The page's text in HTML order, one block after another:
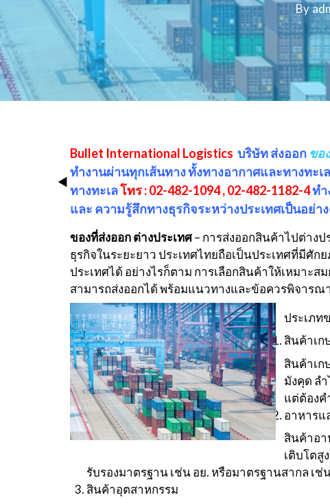
By
Bullet International Logistics บริษัท ส่งออก ขอ
ทำงานผ่านทุกเส้นทาง ทั้งทางอากาศและทางทะ
ทางทะเลโทร : 02-482-1094 , 02-482-1182-4ทำ
และ ความรู้สึกทางธุรกิจระหว่างประเทศเป็นอย่า
ของที่ส่งออก ต่างประเทศ– การส่งออกสินค้าไปต่างป
ธุรกิจในระยะยาว ประเทศไทยถือเป็นประเทศที่มีศั
ประเทศได้ อย่างไรก็ตาม การเลือกสินค้าให้เหมา
สามารถส่งออกได้ พร้อมแนวทางและข้อควรพิจารณา
ประเภท
สินค้าเก
สินค้าเก
มังคุด ล
แต่ต้อง
อาหารแ
สินค้าอา
เติบโตสู
รับรองมาตรฐาน เช่น อย. หรือมาตรฐานสากล เช่
สินค้าอุตสาหกรรม